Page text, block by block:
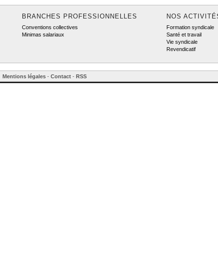
BRANCHES PROFESSIONNELLES
Conventions collectives
Minimas salariaux
NOS
Formation syndicale
Santé et travail
Vie syndicale
Revendicatif
Mentions légales - Contact - RSS